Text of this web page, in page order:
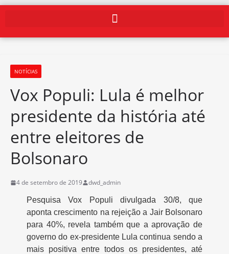
NOTÍCIAS
Vox Populi: Lula é melhor
presidente da história até
entre eleitores de
Bolsonaro
4 de setembro de 2019
dwd_admin
Pesquisa Vox Populi divulgada 30/8, que
aponta crescimento na rejeição a Jair Bolsonaro
para 40%, revela também que a aprovação de
governo do ex-presidente Lula continua sendo a
mais positiva entre todos os presidentes, até